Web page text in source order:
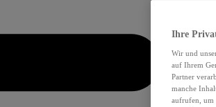
Ihre
Wir und
auf Ihrem
Partner
manche
aufrufen, um